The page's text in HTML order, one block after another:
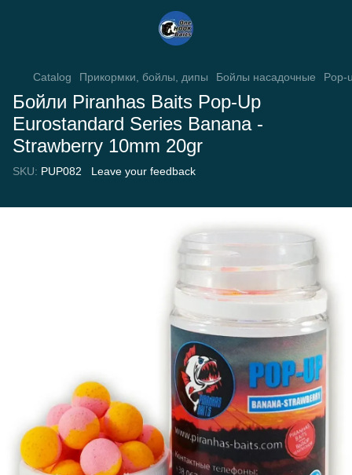
Catalog Прикормки, бойлы, дипы Бойлы насадочные Pop-
Бойли Piranhas Baits Pop-Up
Eurostandard Series Banana -
Strawberry 10mm 20gr
SKU: PUP082 Leave your feedback